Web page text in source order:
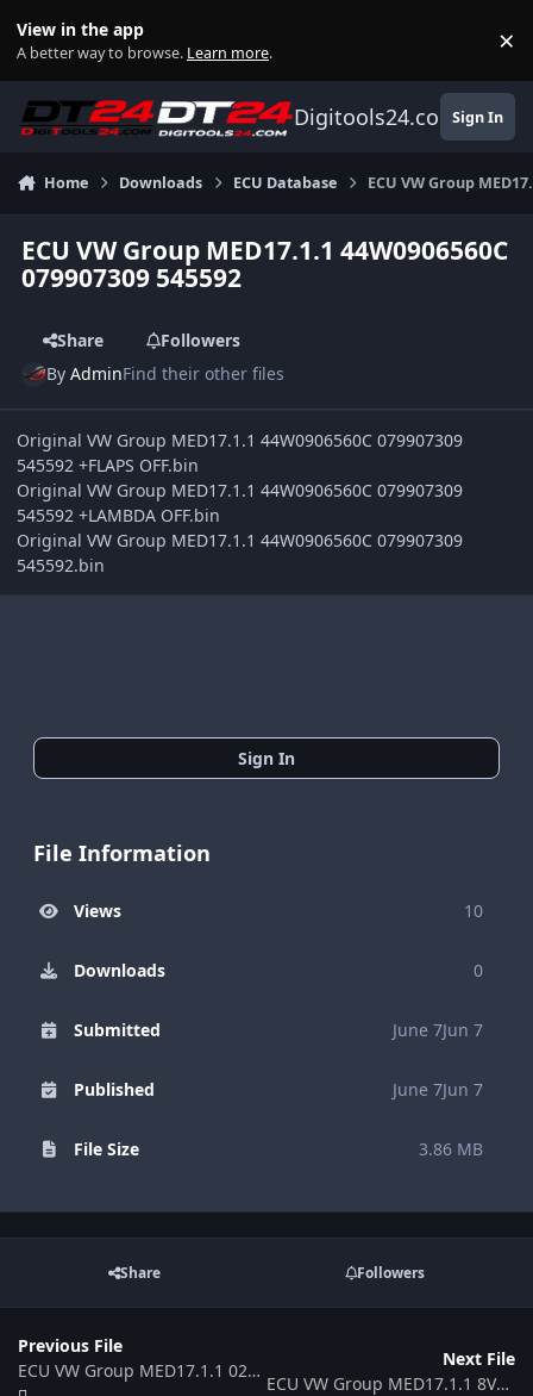
View in the app
A better way to browse. Learn more. ×
Digitools24.comSign In
Home Downloads ECU Database ECU VW Group
ECU VW Group MED17.1.1 44W0906560C
079907309 545592
Share
Followers
ByAdminFind their other files
Original VW Group MED17.1.1 44W0906560C 079907309
545592 +FLAPS OFF.bin
Original VW Group MED17.1.1 44W0906560C 079907309
545592 +LAMBDA OFF.bin
Original VW Group MED17.1.1 44W0906560C 079907309
545592.bin
Sign In
File Information
Views 10
Downloads 0
Submitted June 7Jun 7
Published June 7Jun 7
File Size 3.86 MB
Share Followers
Previous File
ECU VW Group MED17.1.1 0261S07236 8T2907560 523849
Next File
ECU VW Group MED17.1.1 8V0907404 016368